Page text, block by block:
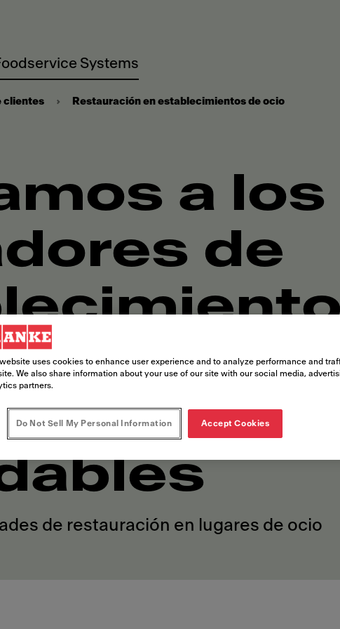
Systems
clientes Restauración en establecimientos de ocio
a los
de
ofrecer
de restauración en lugares de ocio
uses cookies to enhance user experience and to analyze performance and
We also share information about your use of our site with our social media,
partners.
Do Not Sell My Personal Information Accept Cookies